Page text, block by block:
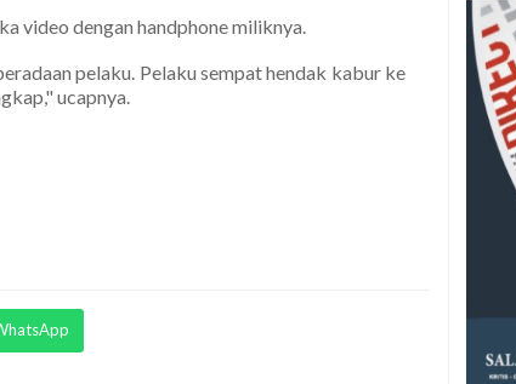
video dengan handphone miliknya.
pelaku. Pelaku sempat hendak kabur ke
ucapnya.